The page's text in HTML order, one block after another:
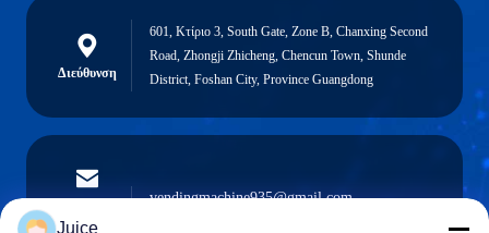
Διεύθυνση
601, Κτίριο 3, South Gate, Zone B, Chanxing Second
Road, Zhongji Zhicheng, Chencun Town, Shunde
District, Foshan City, Province Guangdong
ταχυδρομείο
vendingmachine935@gmail.com
Juice